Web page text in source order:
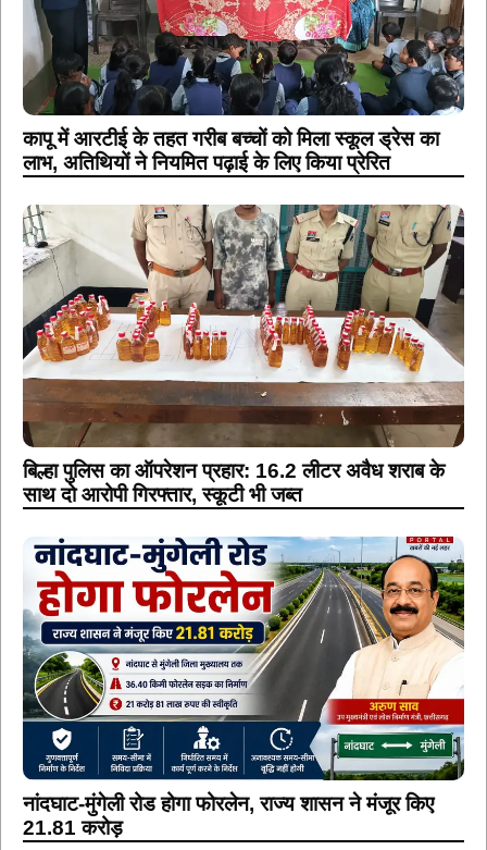
कापू में आरटीई के तहत गरीब बच्चों को मिला स्कूल ड्रेस का
लाभ, अतिथियों ने नियमित पढ़ाई के लिए किया प्रेरित
बिल्हा पुलिस का ऑपरेशन प्रहार: 16.2 लीटर अवैध शराब के
साथ दो आरोपी गिरफ्तार, स्कूटी भी जब्त
नांदघाट-मुंगेली रोड होगा फोरलेन, राज्य शासन ने मंजूर किए
21.81 करोड़